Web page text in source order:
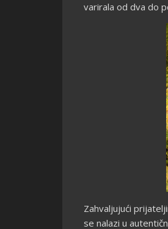
varirala od dva do
Zahvaljujući
se nalazi u